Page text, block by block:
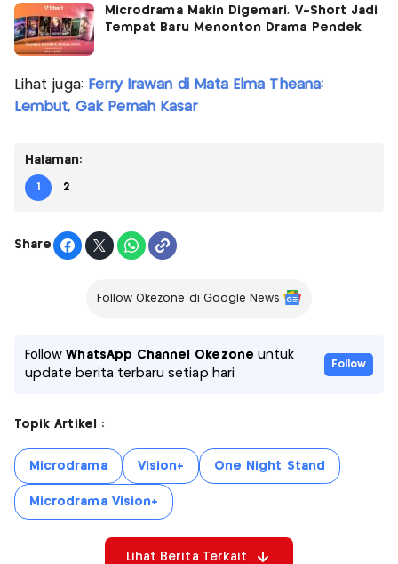
Microdrama Makin Digemari, V+Short Jadi
Tempat Baru Menonton Drama Pendek
Lihat juga: Ferry Irawan di Mata Elma Theana:
Lembut, Gak Pernah Kasar
Halaman:
1 2
Share
Follow Okezone di Google News
FollowWhatsApp Channel Okezone untuk
update berita terbaru setiap hari
Follow
Topik Artikel :
Microdrama Vision+ One Night Stand
Microdrama Vision+
Lihat Berita Terkait